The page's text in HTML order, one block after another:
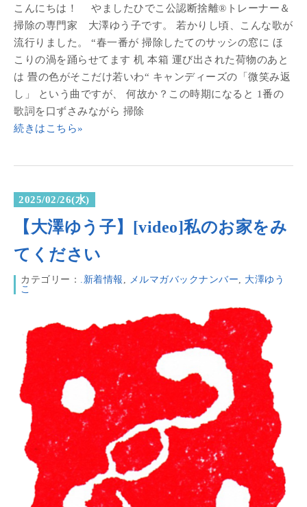
こんにちは！ やましたひでこ公認断捨離®トレーナー＆
掃除の専門家 大澤ゆう子です。 若かりし頃、こんな歌が
流行りました。 “春一番が 掃除したてのサッシの窓に ほ
こりの渦を踊らせてます 机 本箱 運び出された荷物のあと
は 畳の色がそこだけ若いわ“ キャンディーズの「微笑み返
し」 という曲ですが、 何故か？この時期になると 1番の
歌詞を口ずさみながら 掃除
続きはこちら»
2025/02/26(水)
【大澤ゆう子】[video]私のお家をみ
てください
カテゴリー： .新着情報 , メルマガバックナンバー, 大澤ゆう
こ